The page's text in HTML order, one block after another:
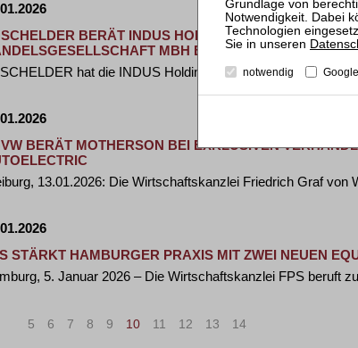
BERÄT INDUS HOLDING AG BEIM
MBH BERLIN BROADCAST-
hat die INDUS Holding AG beim Erwerb einer
BERÄT MOTHERSON BEI EXKLUSIVEN
13.01.2026: Die Wirtschaftskanzlei Friedrich Graf von
STÄRKT HAMBURGER PRAXIS MIT ZWEI NEUEN
5. Januar 2026 – Die Wirtschaftskanzlei FPS beruft
5 6 7 8 9 10 11 12 13 14
notwendig